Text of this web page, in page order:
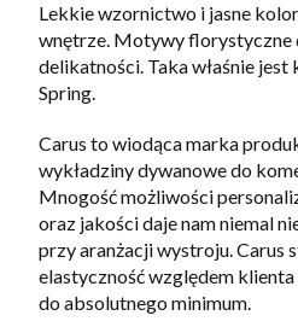
Lekkie wzornictwo i jasne
wnętrze. Motywy florystyczne
delikatności. Taka właśnie
Spring.
Carus to wiodąca marka
wykładziny dywanowe do
Mnogość możliwości
oraz jakości daje nam niemal
przy aranżacji wystroju. Carus
elastyczność względem
do absolutnego minimum.